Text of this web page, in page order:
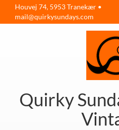
Houvej 74, 5953 Tranekær •
mail@quirkysundays.com
Quirky